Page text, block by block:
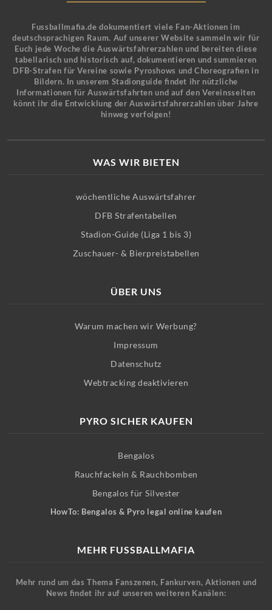
Fussballmafia.de dokumentiert viele Fan-Aktionen im
deutschsprachigen Raum. Auf unserer Website sammeln wir für
Euch jede Woche die Auswärtsfahrerzahlen und bereiten diese
tabellarisch und historisch auf, dokumentieren und summieren
DFB-Strafen für Vereine sowie Pyroshows und Choreografien in
Bildern. In unserem Stadionguide findet ihr nützliche
Informationen für Auswärtsfahrten und auf den Vereinsseiten
könnt ihr die Entwicklung der Auswärtsfahrerzahlen über Jahre
hinweg verfolgen!
WAS WIR BIETEN
wöchentliche Auswärtsfahrer
DFB Strafentabellen
Stadion-Guide (Liga 1 bis 3)
Zuschauer- & Bierpreistabellen
ÜBER UNS
Warum machen wir Werbung?
Impressum
Datenschutz
Webtracking deaktivieren
PYRO SICHER KAUFEN
Bengalos
Rauchfackeln & Rauchbomben
Bengalos für Silvester
HowTo: Bengalos & Pyro legal online kaufen
MEHR FUSSBALLMAFIA
Mehr rund um das Thema Fanszenen, Fankurven, Aktionen und
News findet ihr auf unseren weiteren Kanälen: